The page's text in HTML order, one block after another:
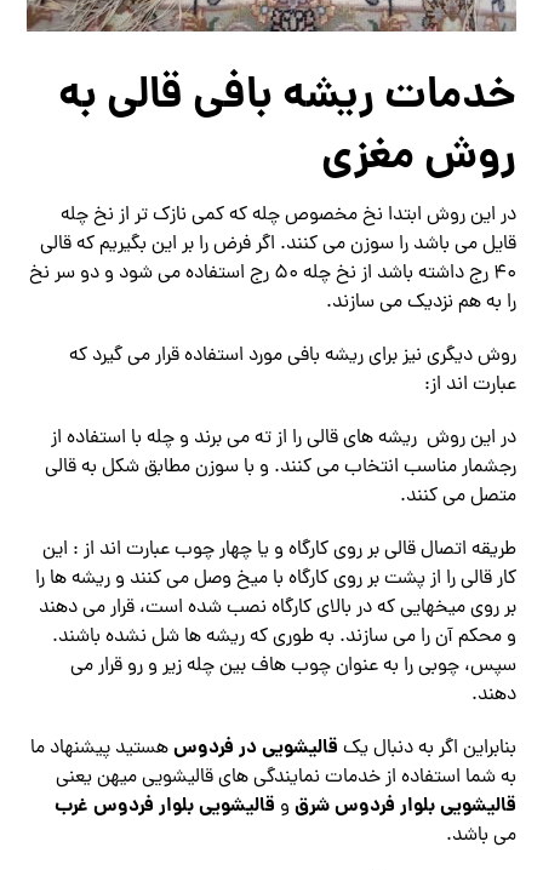
خدمات ریشه بافی قالی به
روش مغزی
در این روش ابتدا نخ مخصوص چله که کمی نازک تر از نخ چله
قایل می باشد را سوزن می کنند. اگر فرض را بر این بگیریم که قالی
40 رج داشته باشد از نخ چله 50 رج استفاده می شود و دو سر نخ
را به هم نزدیک می سازند.
روش دیگری نیز برای ریشه بافی مورد استفاده قرار می گیرد که
عبارت اند از:
در این روش ریشه های قالی را از ته می برند و چله با استفاده از
رجشمار مناسب انتخاب می کنند. و با سوزن مطابق شکل به قالی
متصل می کنند.
طریقه اتصال قالی بر روی کارگاه و یا چهار چوب عبارت اند از : این
کار قالی را از پشت بر روی کارگاه با میخ وصل می کنند و ریشه ها را
بر روی میخهایی که در بالای کارگاه نصب شده است، قرار می دهند
و محکم آن را می سازند. به طوری که ریشه ها شل نشده باشند.
سپس، چوبی را به عنوان چوب هاف بین چله زیر و رو قرار می
دهند.
بنابراین اگر به دنبال یک قالیشویی در فردوسهستید پیشنهاد ما
به شما استفاده از خدمات نمایندگی های قالیشویی میهن یعنی
قالیشویی بلوار فردوس شرق و قالیشویی بلوار فردوس غرب
می باشد.